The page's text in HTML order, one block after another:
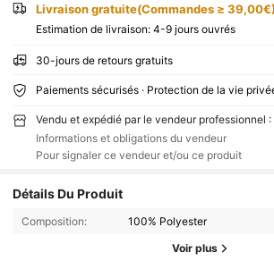
Livraison gratuite(Commandes ≥ 39,00€)
Estimation de livraison: 4-9 jours ouvrés
30-jours de retours gratuits
Paiements sécurisés · Protection de la vie
Vendu et expédié par le vendeur professionnel :
Informations et obligations du vendeur
Pour signaler ce vendeur et/ou ce produit
Détails Du Produit
Composition: 100% Polyester
Voir plus